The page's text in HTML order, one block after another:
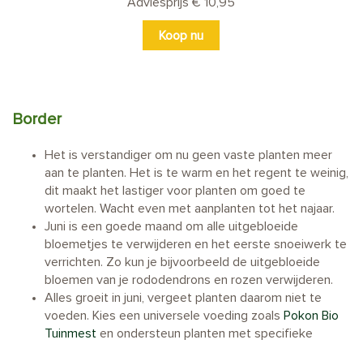
Koop nu
Border
Het is verstandiger om nu geen vaste planten meer
aan te planten. Het is te warm en het regent te weinig,
dit maakt het lastiger voor planten om goed te
wortelen. Wacht even met aanplanten tot het najaar.
Juni is een goede maand om alle uitgebloeide
bloemetjes te verwijderen en het eerste snoeiwerk te
verrichten. Zo kun je bijvoorbeeld de uitgebloeide
bloemen van je rododendrons en rozen verwijderen.
Alles groeit in juni, vergeet planten daarom niet te
voeden. Kies een universele voeding zoals Pokon Bio
Tuinmest en ondersteun planten met specifieke